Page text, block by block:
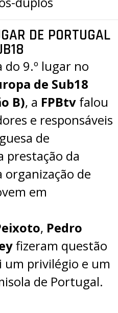
DE PORTUGAL
do 9.º lugar no
de Sub18
B), a FPBtv falou
e responsáveis
de
prestação da
organização de
em
, Pedro
fizeram questão
privilégio e um
de Portugal.